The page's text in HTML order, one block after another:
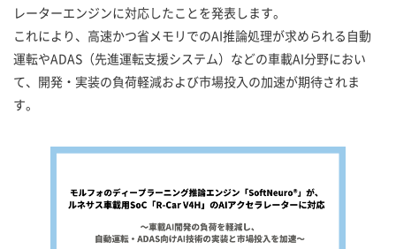
レーターエンジンに対応したことを発表します。
これにより、高速かつ省メモリでのAI推論処理が求められる自動
運転やADAS（先進運転支援システム）などの車載AI分野におい
て、開発・実装の負荷軽減および市場投入の加速が期待されま
す。